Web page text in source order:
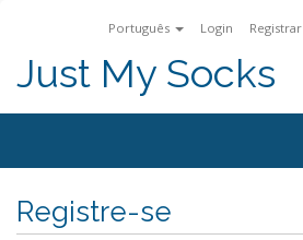
Português Login Registrar
Just My Socks
Registre-se